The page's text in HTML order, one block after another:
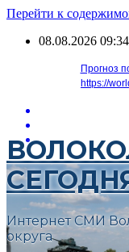
Перейти к
08.08.2026 09:34
Прогноз
https://
Интернет СМИ
округа